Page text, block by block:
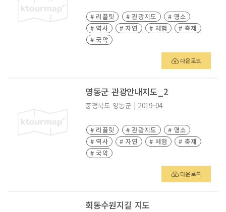
# 리플릿 # 관광지도
# 명소
# 역사
# 자연 # 체험
# 축제
# 국악
다운로드
영동군 관광안내지도_2
충청북도 영동군 | 2019-04
# 리플릿 # 관광지도
# 명소
# 역사
# 자연 # 체험
# 축제
# 국악
다운로드
회동수원지길 지도